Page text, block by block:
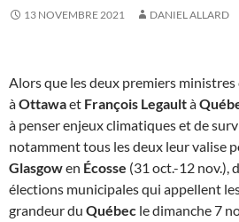
13 NOVEMBRE 2021 DANIEL ALLARD
Alors que les deux premiers ministres
àOttawaet François Legaultà
à penser enjeux climatiques et de
notamment tous les deux leur valise
Glasgowen Écosse (31 oct.-12 nov.),
élections municipales qui appellent
grandeur du Québec le dimanche 7